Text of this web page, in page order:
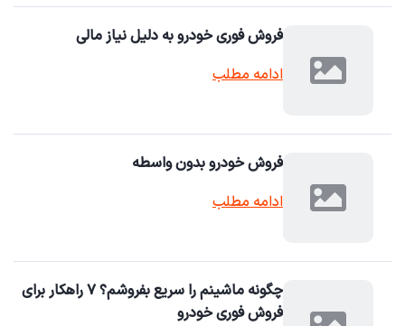
فروش فوری خودرو به دلیل نیاز مالی
ادامه مطلب
فروش خودرو بدون واسطه
ادامه مطلب
چگونه ماشینم را سریع بفروشم؟ ۷ راهکار برای
فروش فوری خودرو